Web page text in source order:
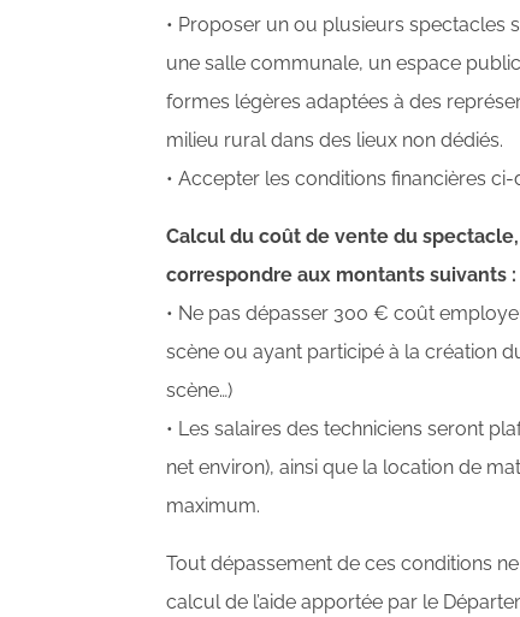
• Proposer un ou plusieurs spectacles
une salle communale, un espace
formes légères adaptées à des
milieu rural dans des lieux non dédiés.
• Accepter les conditions financières
Calcul du coût de vente du
correspondre aux montants suivants :
• Ne pas dépasser 300 € coût
scène ou ayant participé à la création
scène…)
• Les salaires des techniciens seront
net environ), ainsi que la location de
maximum.
Tout dépassement de ces conditions
calcul de l’aide apportée par le